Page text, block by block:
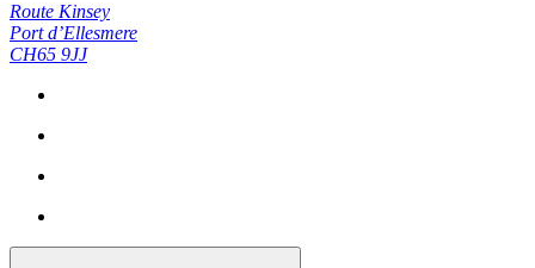
Route Kinsey
Port d’Ellesmere
CH65 9JJ